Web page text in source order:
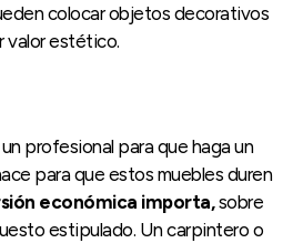
colocar objetos decorativos
valor estético.
profesional para que haga un
para que estos muebles duren
económica importa,sobre
estipulado. Un carpintero o